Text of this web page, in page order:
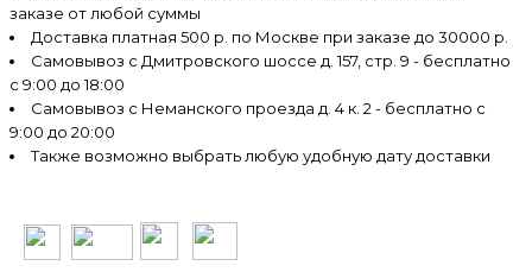
заказе от любой суммы
Доставка платная 500 р. по Москве при заказе до 30000 р.
Самовывоз с Дмитровского шоссе д. 157, стр. 9 - бесплатно
с 9:00 до 18:00
Самовывоз с Неманского проезда д. 4 к. 2 - бесплатно с
9:00 до 20:00
Также возможно выбрать любую удобную дату доставки